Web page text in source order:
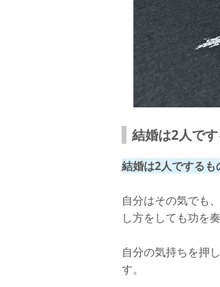
結婚は2人で
結婚は2人でするも
自分はその気でも
し方をしても功を
自分の気持ちを押
す。